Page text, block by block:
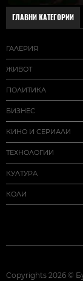
ГЛАВНИ КАТЕГОРИИ
ГАЛЕРИЯ
ЖИВОТ
ПОЛИТИКА
БИЗНЕС
КИНО И СЕРИАЛИ
ТЕХНОЛОГИИ
КУЛТУРА
КОЛИ
Copyrights 2026 ©